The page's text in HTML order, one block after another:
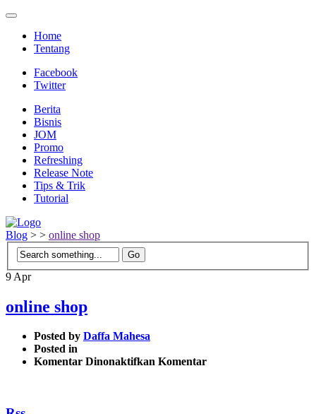
Home
Tentang
Facebook
Twitter
Berita
Bisnis
JOM
Promo
Refreshing
Release Note
Tips & Trik
Tutorial
Blog > > online shop
9 Apr
online shop
Posted by Daffa Mahesa
Posted in
Komentar Dinonaktifkan pada
Komentar